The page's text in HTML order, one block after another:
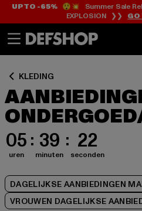
UP TO -65%😲💥 Summer Sale
EXPLOSION ❯❯ GO
KLEDING
05
uren
39
minuten
21
seconden
DAGELIJKSE AANBIEDINGEN
VROUWEN DAGELIJKSE